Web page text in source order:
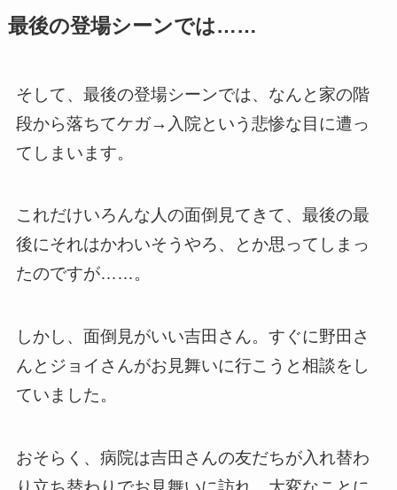
最後の登場シーンでは……
そして、最後の登場シーンでは、なんと家の階
段から落ちてケガ→入院という悲惨な目に遭っ
てしまいます。
これだけいろんな人の面倒見てきて、最後の最
後にそれはかわいそうやろ、とか思ってしまっ
たのですが……。
しかし、面倒見がいい吉田さん。すぐに野田さ
んとジョイさんがお見舞いに行こうと相談をし
ていました。
おそらく、病院は吉田さんの友だちが入れ替わ